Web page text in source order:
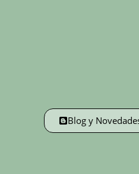
Blog y